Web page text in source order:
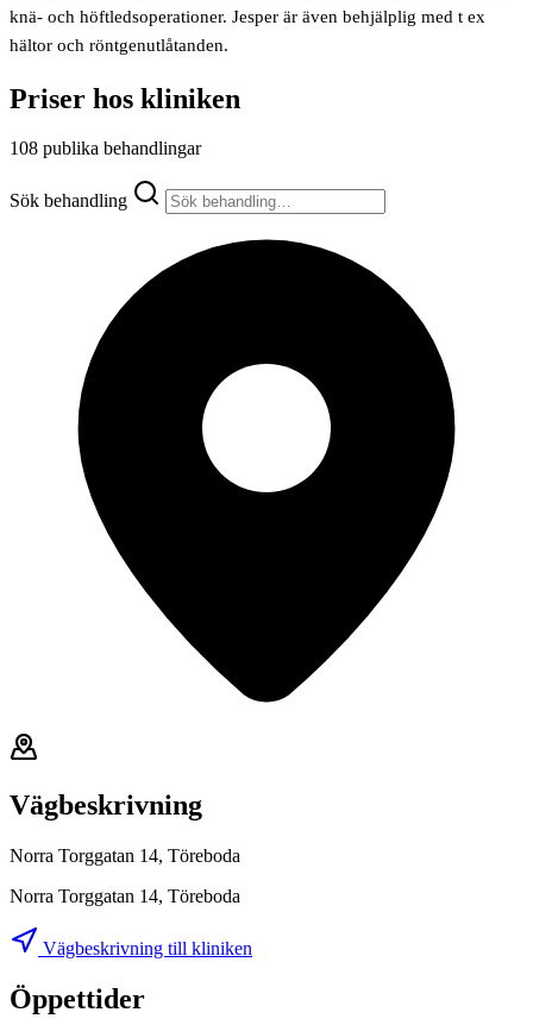
knä- och höftledsoperationer. Jesper är även behjälplig med t ex
hältor och röntgenutlåtanden.
Priser hos kliniken
108 publika behandlingar
Sök behandling
Vägbeskrivning
Norra Torggatan 14, Töreboda
Norra Torggatan 14, Töreboda
Vägbeskrivning till kliniken
Öppettider